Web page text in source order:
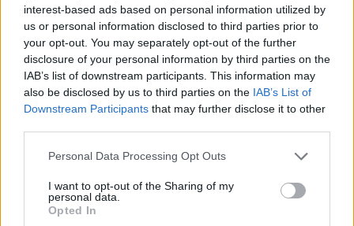
interest-based ads based on personal information utilized by
us or personal information disclosed to third parties prior to
your opt-out. You may separately opt-out of the further
disclosure of your personal information by third parties on the
IAB’s list of downstream participants. This information may
also be disclosed by us to third parties on the IAB’s List of
Downstream Participants that may further disclose it to other
Personal Data Processing Opt Outs
I want to opt-out of the Sharing of my
personal data.
Opted In
Uheld spærrer E45 i
morgentrafikken
Overraskende
for Peters
ikke længere